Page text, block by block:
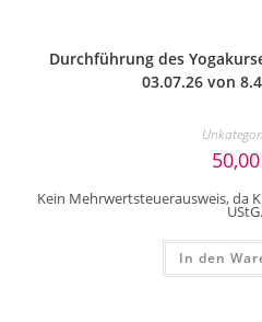
Durchführung des
03.07.26 von
50,00
Kein Mehrwertsteuerausweis, da
UStG.
In den